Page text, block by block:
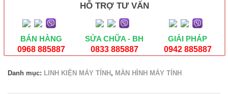
1080/MVA/60Hz/8
ms)
số
lượng
HỖ TRỢ TƯ VẤN
BÁN HÀNG
0968 885887
SỬA CHỮA - BH
0833 885887
GIẢI PHÁP
0942 885887
Danh mục: LINH KIỆN MÁY TÍNH , MÀN HÌNH MÁY TÍNH